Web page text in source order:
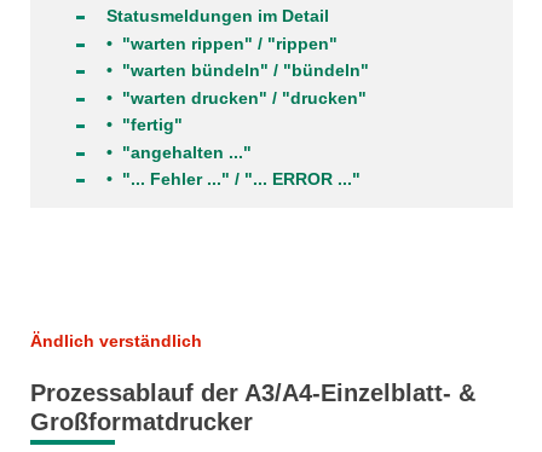
Statusmeldungen im Detail
• "warten rippen" / "rippen"
• "warten bündeln" / "bündeln"
• "warten drucken" / "drucken"
• "fertig"
• "angehalten ..."
• "... Fehler ..." / "... ERROR ..."
Ändlich verständlich
Prozessablauf der A3/A4-Einzelblatt- &
Großformatdrucker